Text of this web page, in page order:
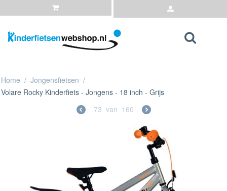
Home / Jongensfietsen /
Volare Rocky Kinderfiets - Jongens - 18 inch - Grijs
73 van 160